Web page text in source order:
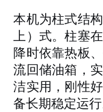
本机为柱式结
上）式。柱塞
降时依靠热板
流回储油箱，
洁实用，刚性
备长期稳定运行